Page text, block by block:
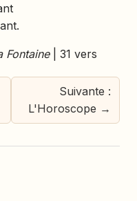
Fontaine| 31 vers
Suivante :
L'Horoscope →